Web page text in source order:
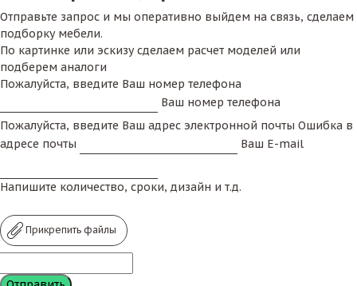
Отправьте запрос и мы оперативно выйдем на связь, сделаем
подборку мебели.
По картинке или эскизу сделаем расчет моделей или
подберем аналоги
Пожалуйста, введите Ваш номер телефона
Ваш номер телефона
Пожалуйста, введите Ваш адрес электронной почты Ошибка в
адресе почты
Ваш E-mail
Напишите количество, сроки, дизайн и т.д.
Прикрепить файлы